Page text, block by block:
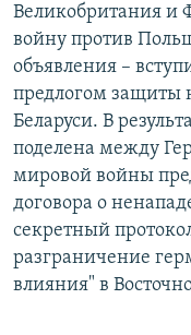
Великобритания и
войну против
объявления –
предлогом защиты
Беларуси. В
поделена между
мировой войны
договора о
секретный
разграничение
влияния" в